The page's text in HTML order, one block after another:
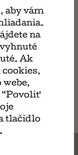
aby vám
na
Ak
webe,
tlačidlo